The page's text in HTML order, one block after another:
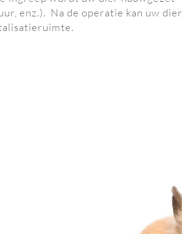
enz.). Na de operatie kan uw dier